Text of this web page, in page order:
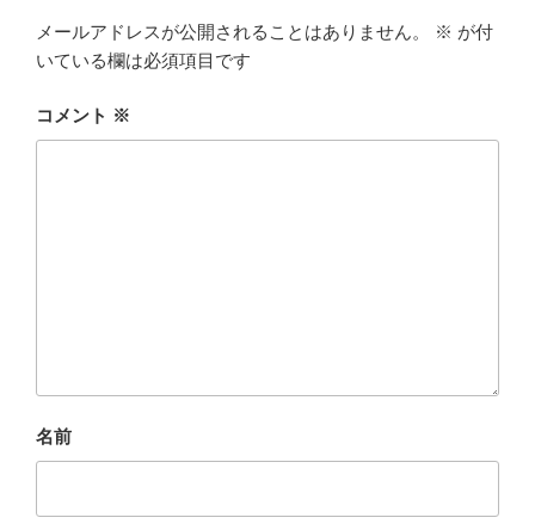
メールアドレスが公開されることはありません。 ※ が付
いている欄は必須項目です
コメント ※
名前